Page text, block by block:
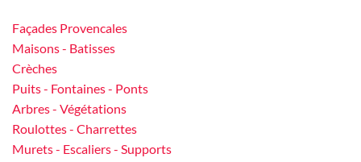
Façades Provencales
Maisons - Batisses
Crèches
Puits - Fontaines - Ponts
Arbres - Végétations
Roulottes - Charrettes
Murets - Escaliers - Supports